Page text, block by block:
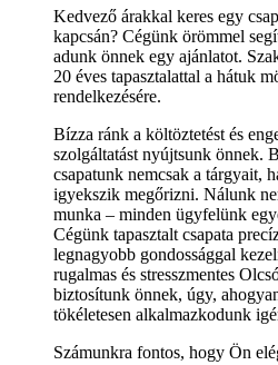
Kedvező árakkal keres egy
kapcsán? Cégünk örömmel
adunk önnek egy ajánlatot.
20 éves tapasztalattal a hátuk
rendelkezésére.
Bízza ránk a költöztetést és
szolgáltatást nyújtsunk önnek.
csapatunk nemcsak a tárgyait,
igyekszik megőrizni. Nálunk
munka – minden ügyfelünk
Cégünk tapasztalt csapata
legnagyobb gondossággal
rugalmas és stresszmentes
biztosítunk önnek, úgy,
tökéletesen alkalmazkodunk
Számunkra fontos, hogy Ön